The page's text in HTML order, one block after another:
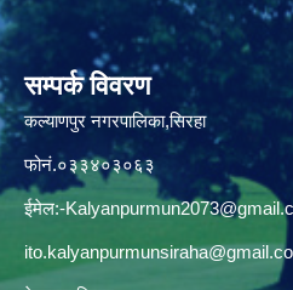
सम्पर्क विवरण
कल्याणपुर नगरपालिका,सिरहा
फोनं.०३३४०३०६३
ईमेल:-